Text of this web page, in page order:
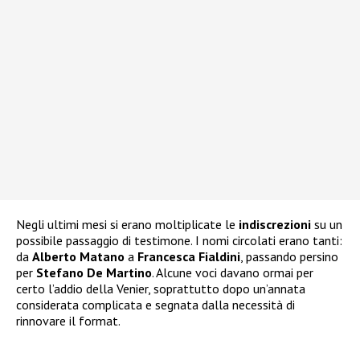
Negli ultimi mesi si erano moltiplicate le indiscrezioni su un
possibile passaggio di testimone. I nomi circolati erano tanti:
da Alberto Matano a Francesca Fialdini, passando persino
per Stefano De Martino. Alcune voci davano ormai per
certo l’addio della Venier, soprattutto dopo un’annata
considerata complicata e segnata dalla necessità di
rinnovare il format.